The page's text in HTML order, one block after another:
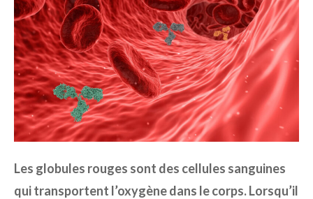
Les globules rouges sont des cellules sanguines
qui transportent l’oxygène dans le corps. Lorsqu’il